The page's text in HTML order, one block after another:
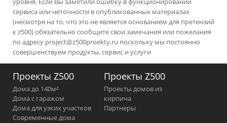
сервиса или неточности в опубликованных материалах
(несмотря на то, что это не является основанием для претензий
к z500) обязательно сообщите свои замечания или пожелания
по адресу project@z500proekty.ru поскольку мы постоянно
совершенствуем продукты, сервис и услуги
Проекты Z500
Дома до 140м²
Дома с гаражом
Дома для узких участков
Современные дома
Проекты Z500
Проекты домов из
кирпича
Партнеры